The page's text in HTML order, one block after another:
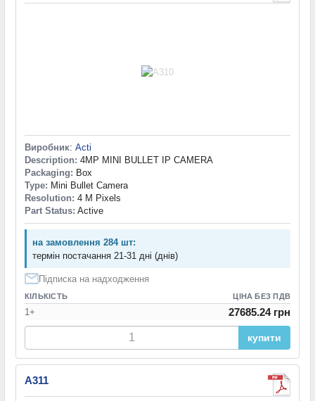
Виробник: Acti
Description: 4MP MINI BULLET IP CAMERA
Packaging: Box
Type: Mini Bullet Camera
Resolution: 4 M Pixels
Part Status: Active
на замовлення 284 шт:
термін постачання 21-31 дні (днів)
Підписка на надходження
КІЛЬКІСТЬ ЦІНА БЕЗ ПДВ
1+ 27685.24 грн
купити
A311